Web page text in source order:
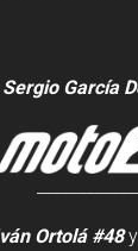
Sergio García
Ortolá #48y